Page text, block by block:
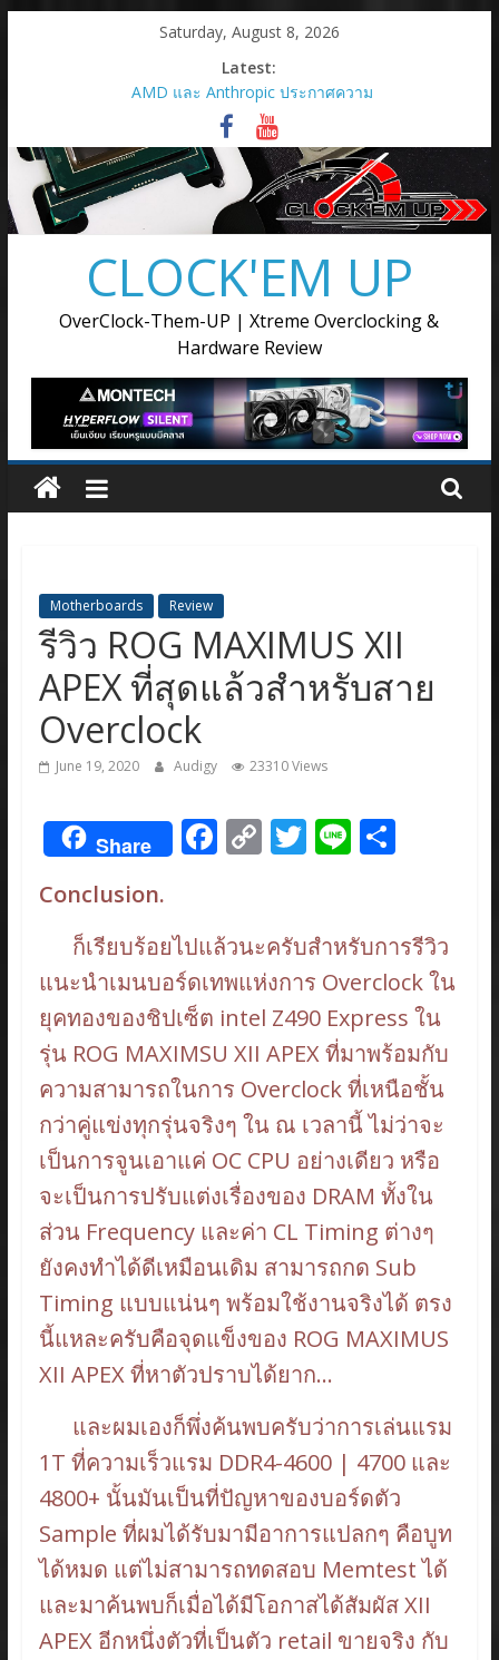
Saturday, August 8, 2026
Latest:
AMD และ Anthropic ประกาศความ
ร่วมมือเชิงกลยุทธ์เพื่อเปิดใช้กราฟิก
การ์ด AMD Instinct MI450 Series
สูงสุด 2 กิกะวัตต์
AMD เปิดตัวกราฟิกการ์ด Radeon RX
9050
เมื่อการ์ดจอไม่ได้มีหน้าที่แค่เรนเดอร์
ภาพ แต่ต้องขับเคลื่อนทุกขั้นตอนของ
การสร้างสรรค์
AMD เปิดตัวโซลูชันการประมวลผล
แบบครบวงจรสำหรับยุค Agentic AI ณ
งาน Advancing AI 2026
Supermicro แต่งตั้ง Ascenti เป็น
ตัวแทนจำหน่ายอย่างเป็นทางการ
พร้อมลุยตลาด AI Infrastructure ขุม
พลังประมวลผล AI ตั้งแต่ระดับเริ่มต้น
CLOCK'EM UP
OverClock-Them-UP | Xtreme Overclocking &
Hardware Review
Motherboards Review
รีวิว ROG MAXIMUS XII
APEX ที่สุดแล้วสำหรับสาย
Overclock
June 19, 2020 Audigy 23310 Views
Share F
b
o
o
k
C
y
Li
n
k
T
er
Li S
e
Conclusion.
ก็เรียบร้อยไปแล้วนะครับสำหรับการรีวิว
แนะนำเมนบอร์ดเทพแห่งการ Overclock ใน
ยุคทองของชิปเซ็ต intel Z490 Express ใน
รุ่น ROG MAXIMSU XII APEX ที่มาพร้อมกับ
ความสามารถในการ Overclock ที่เหนือชั้น
กว่าคู่แข่งทุกรุ่นจริงๆ ใน ณ เวลานี้ ไม่ว่าจะ
เป็นการจูนเอาแค่ OC CPU อย่างเดียว หรือ
จะเป็นการปรับแต่งเรื่องของ DRAM ทั้งใน
ส่วน Frequency และค่า CL Timing ต่างๆ
ยังคงทำได้ดีเหมือนเดิม สามารถกด Sub
Timing แบบแน่นๆ พร้อมใช้งานจริงได้ ตรง
นี้แหละครับคือจุดแข็งของ ROG MAXIMUS
XII APEX ที่หาตัวปราบได้ยาก…
และผมเองก็พึ่งค้นพบครับว่าการเล่นแรม
1T ที่ความเร็วแรม DDR4-4600 | 4700 และ
4800+ นั้นมันเป็นที่ปัญหาของบอร์ดตัว
Sample ที่ผมได้รับมามีอาการแปลกๆ คือบูท
ได้หมด แต่ไม่สามารถทดสอบ Memtest ได้
และมาค้นพบก็เมื่อได้มีโอกาสได้สัมผัส XII
APEX อีกหนึ่งตัวที่เป็นตัว retail ขายจริง กับ